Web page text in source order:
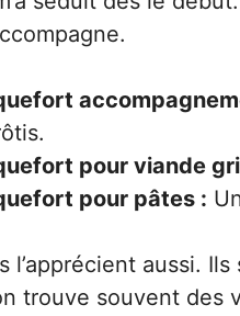
pour viande
pour pâtes :
l’apprécient aussi.
trouve souvent des